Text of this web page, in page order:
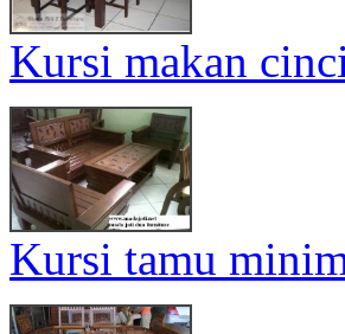
Kursi makan
Kursi tamu